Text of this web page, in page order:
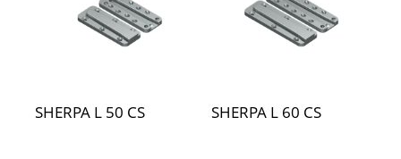
SHERPA L 50 CS SHERPA L 60 CS